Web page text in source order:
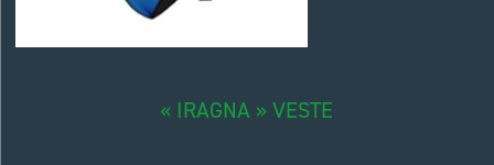
« IRAGNA » VESTE